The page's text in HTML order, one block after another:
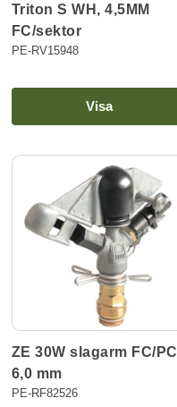
Triton S WH, 4,5MM
FC/sektor
PE-RV15948
Visa
ZE 30W slagarm FC/PC
6,0 mm
PE-RF82526